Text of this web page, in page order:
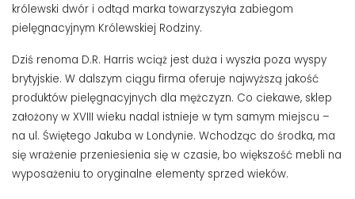
królewski dwór i odtąd marka towarzyszyła zabiegom
pielęgnacyjnym Królewskiej Rodziny.
Dziś renoma D.R. Harris wciąż jest duża i wyszła poza wyspy
brytyjskie. W dalszym ciągu firma oferuje najwyższą jakość
produktów pielęgnacyjnych dla mężczyzn. Co ciekawe, sklep
założony w XVIII wieku nadal istnieje w tym samym miejscu –
na ul. Świętego Jakuba w Londynie. Wchodząc do środka, ma
się wrażenie przeniesienia się w czasie, bo większość mebli na
wyposażeniu to oryginalne elementy sprzed wieków.